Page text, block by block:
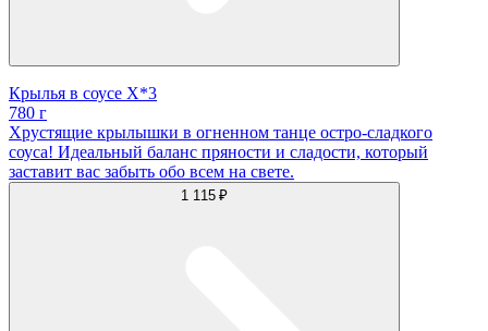
Крылья в соусе X*3
780 г
Хрустящие крылышки в огненном танце остро-сладкого
соуса! Идеальный баланс пряности и сладости, который
заставит вас забыть обо всем на свете.
1 115 ₽